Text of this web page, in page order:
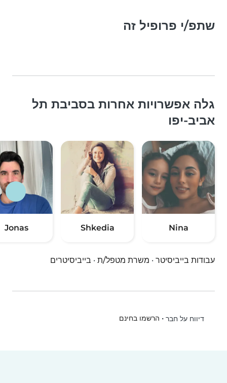
שתפ/י פרופיל זה
גלה אפשרויות אחרות בסביבת תל
אביב-יפו
Nina
Shkedia
Jonas
עבודות בייביסיטר · משרת מטפל/ת · בייביסיטרים
דיווח על חבר • הרשמו בחינם